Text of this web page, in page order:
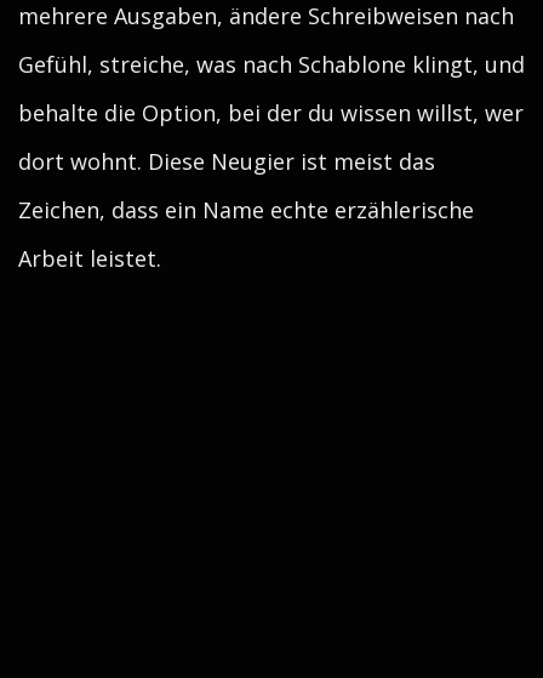
mehrere Ausgaben, ändere Schreibweisen nach
Gefühl, streiche, was nach Schablone klingt, und
behalte die Option, bei der du wissen willst, wer
dort wohnt. Diese Neugier ist meist das
Zeichen, dass ein Name echte erzählerische
Arbeit leistet.